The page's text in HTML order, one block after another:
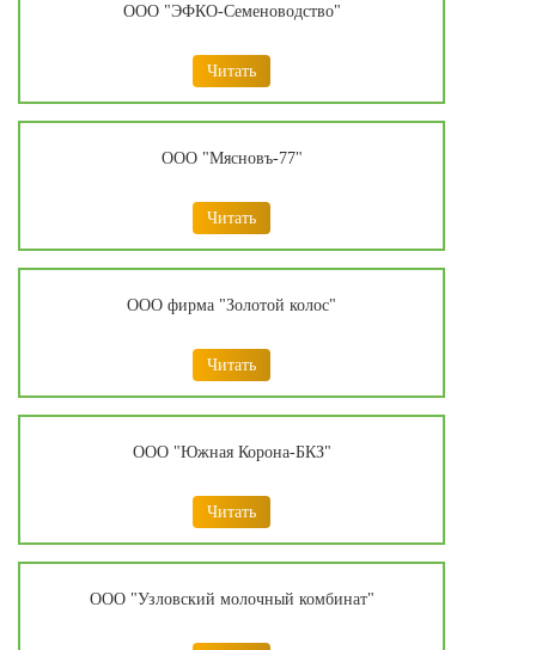
ООО "ЭФКО-Семеноводство"
Читать
ООО "Мясновъ-77"
Читать
ООО фирма "Золотой колос"
Читать
ООО "Южная Корона-БКЗ"
Читать
ООО "Узловский молочный комбинат"